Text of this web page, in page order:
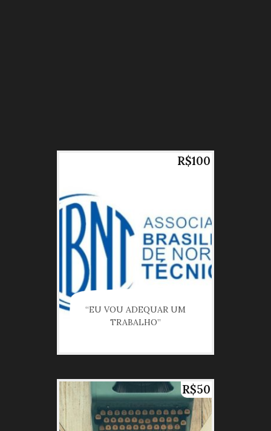
R$100
“EU VOU ADEQUAR UM
TRABALHO”
R$50